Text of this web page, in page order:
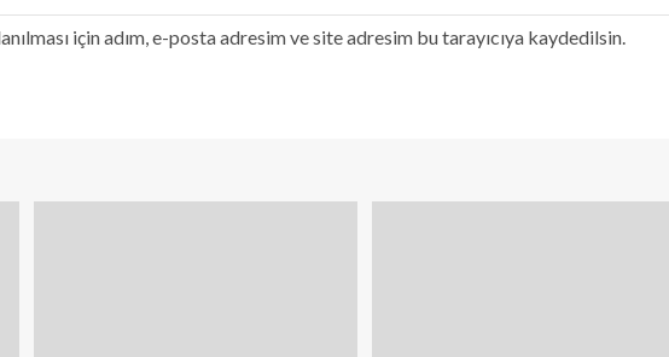
için adım, e-posta adresim ve site adresim bu tarayıcıya kaydedilsin.